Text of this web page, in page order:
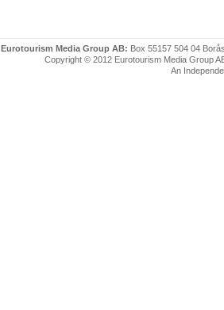
Eurotourism Media Group AB: Box 55157 504 04
Copyright © 2012 Eurotourism Media Group
An